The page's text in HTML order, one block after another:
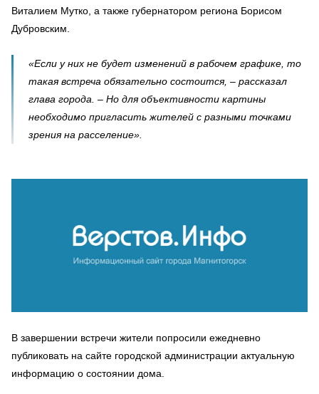
Виталием Мутко, а также губернатором региона Борисом
Дубровским.
«Если у них не будет изменений в рабочем графике, то
такая встреча обязательно состоится, – рассказал
глава города. – Но для объективности картины
необходимо пригласить жителей с разными точками
зрения на расселение».
В завершении встречи жители попросили ежедневно
публиковать на сайте городской администрации актуальную
информацию о состоянии дома.